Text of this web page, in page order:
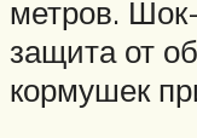
метров.
защита от
кормушек